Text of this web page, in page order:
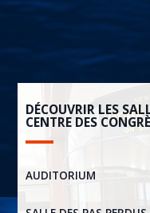
DÉCOUVRIR LES
CENTRE DES
AUDITORIUM